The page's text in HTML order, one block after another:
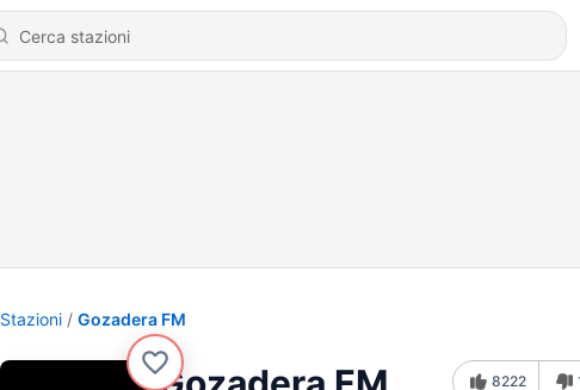
Stazioni Gozadera FM
8222